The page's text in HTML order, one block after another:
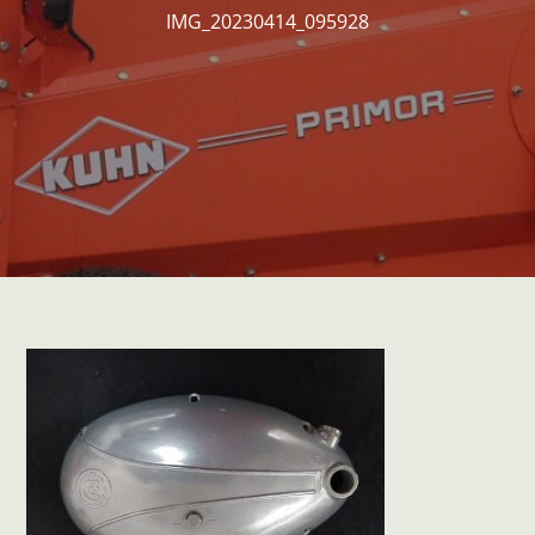
IMG_20230414_095928